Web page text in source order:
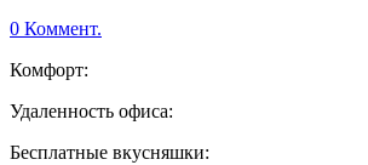
0 Коммент.
Комфорт:
Удаленность офиса:
Бесплатные вкусняшки: